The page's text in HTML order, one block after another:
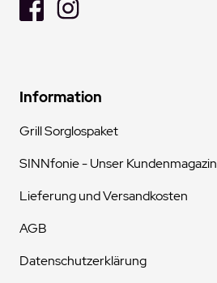
Information
Grill Sorglospaket
SINNfonie - Unser Kundenmagazin
Lieferung und Versandkosten
AGB
Datenschutzerklärung